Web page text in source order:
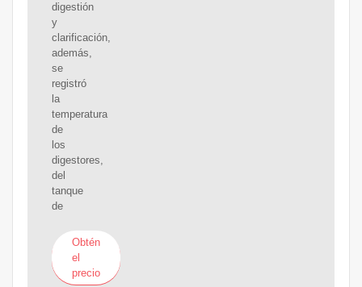
digestión
y
clarificación,
además,
se
registró
la
temperatura
de
los
digestores,
del
tanque
de
Obtén
el
precio